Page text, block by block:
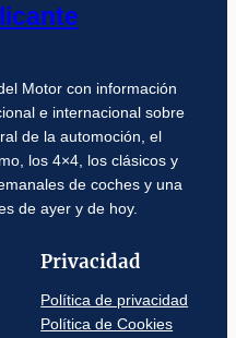
Motor con información
e internacional sobre
de la automoción, el
los 4×4, los clásicos y
de coches y una
de ayer y de hoy.
Privacidad
Política de privacidad
Política de Cookies